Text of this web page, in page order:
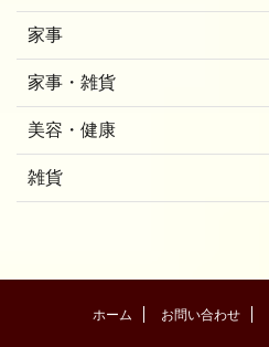
家事
家事・雑貨
美容・健康
雑貨
ホーム お問い合わせ